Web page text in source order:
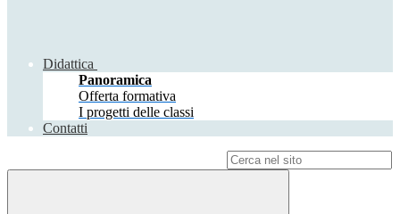
Didattica
Panoramica
Offerta formativa
I progetti delle classi
Contatti